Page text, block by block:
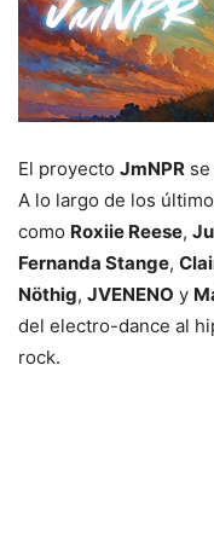
El proyecto JmNPR
A lo largo de los
como Roxiie Reese,
Fernanda Stange,
Nöthig, JVENENO y
del electro-dance al
rock.